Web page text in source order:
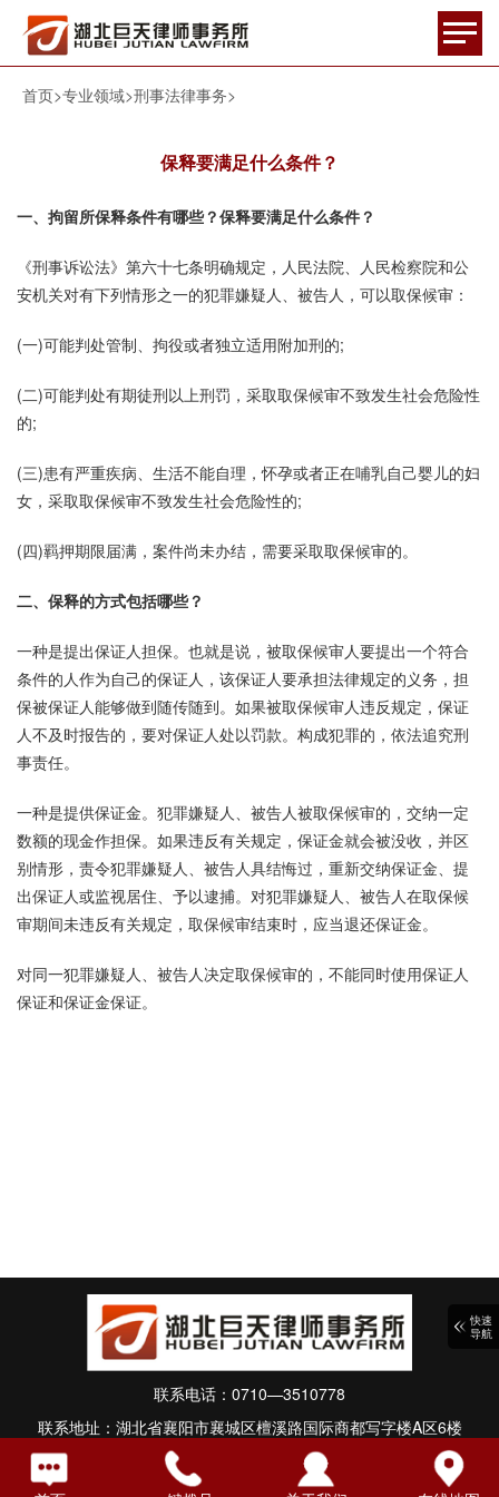
首页>专业领域>刑事法律事务>
保释要满足什么条件？
一、拘留所保释条件有哪些？保释要满足什么条件？
《刑事诉讼法》第六十七条明确规定，人民法院、人民检察院和公
安机关对有下列情形之一的犯罪嫌疑人、被告人，可以取保候审：
(一)可能判处管制、拘役或者独立适用附加刑的;
(二)可能判处有期徒刑以上刑罚，采取取保候审不致发生社会危险性
的;
(三)患有严重疾病、生活不能自理，怀孕或者正在哺乳自己婴儿的妇
女，采取取保候审不致发生社会危险性的;
(四)羁押期限届满，案件尚未办结，需要采取取保候审的。
二、保释的方式包括哪些？
一种是提出保证人担保。也就是说，被取保候审人要提出一个符合
条件的人作为自己的保证人，该保证人要承担法律规定的义务，担
保被保证人能够做到随传随到。如果被取保候审人违反规定，保证
人不及时报告的，要对保证人处以罚款。构成犯罪的，依法追究刑
事责任。
一种是提供保证金。犯罪嫌疑人、被告人被取保候审的，交纳一定
数额的现金作担保。如果违反有关规定，保证金就会被没收，并区
别情形，责令犯罪嫌疑人、被告人具结悔过，重新交纳保证金、提
出保证人或监视居住、予以逮捕。对犯罪嫌疑人、被告人在取保候
审期间未违反有关规定，取保候审结束时，应当退还保证金。
对同一犯罪嫌疑人、被告人决定取保候审的，不能同时使用保证人
保证和保证金保证。
联系电话：0710—3510778
联系地址：湖北省襄阳市襄城区檀溪路国际商都写字楼A区6楼
版权所有：湖北巨天律师事务所
快速
导航